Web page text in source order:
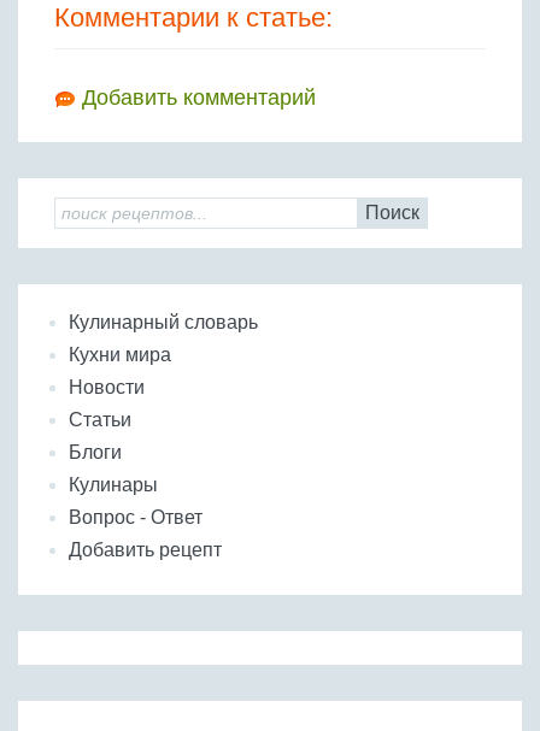
Комментарии к статье:
Добавить комментарий
Поиск
Кулинарный словарь
Кухни мира
Новости
Статьи
Блоги
Кулинары
Вопрос - Ответ
Добавить рецепт